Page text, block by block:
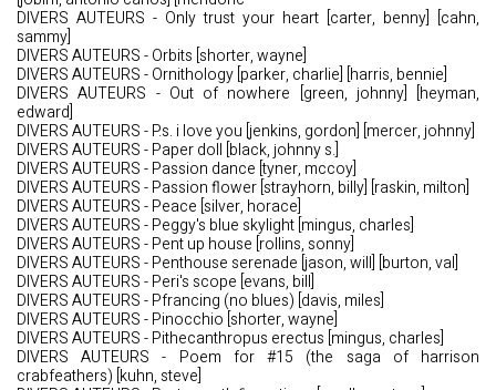
DIVERS AUTEURS - Only trust your heart [carter, benny] [cahn,
sammy]
DIVERS AUTEURS - Orbits [shorter, wayne]
DIVERS AUTEURS - Ornithology [parker, charlie] [harris, bennie]
DIVERS AUTEURS - Out of nowhere [green, johnny] [heyman,
edward]
DIVERS AUTEURS - P.s. i love you [jenkins, gordon] [mercer, johnny]
DIVERS AUTEURS - Paper doll [black, johnny s.]
DIVERS AUTEURS - Passion dance [tyner, mccoy]
DIVERS AUTEURS - Passion flower [strayhorn, billy] [raskin, milton]
DIVERS AUTEURS - Peace [silver, horace]
DIVERS AUTEURS - Peggy's blue skylight [mingus, charles]
DIVERS AUTEURS - Pent up house [rollins, sonny]
DIVERS AUTEURS - Penthouse serenade [jason, will] [burton, val]
DIVERS AUTEURS - Peri's scope [evans, bill]
DIVERS AUTEURS - Pfrancing (no blues) [davis, miles]
DIVERS AUTEURS - Pinocchio [shorter, wayne]
DIVERS AUTEURS - Pithecanthropus erectus [mingus, charles]
DIVERS AUTEURS - Poem for #15 (the saga of harrison
crabfeathers) [kuhn, steve]